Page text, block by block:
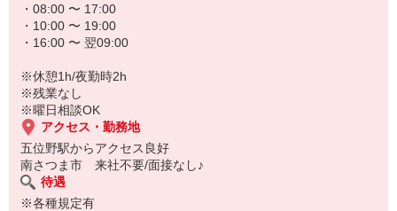
・08:00 〜 17:00
・10:00 〜 19:00
・16:00 〜 翌09:00
※休憩1h/夜勤時2h
※残業なし
※曜日相談OK
アクセス・勤務地
五位野駅からアクセス良好
南さつま市 来社不要/面接なし♪
待遇
※各種規定有